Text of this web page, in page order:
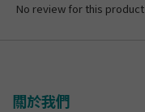
No review for this product
關於我們